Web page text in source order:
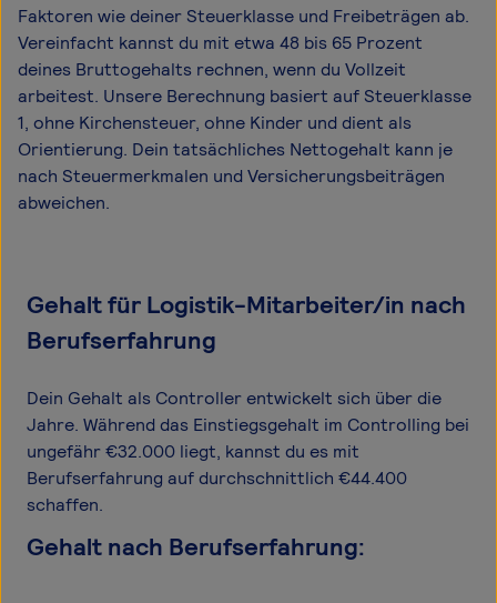
Faktoren wie deiner Steuerklasse und Freibeträgen ab.
Vereinfacht kannst du mit etwa 48 bis 65 Prozent
deines Bruttogehalts rechnen, wenn du Vollzeit
arbeitest. Unsere Berechnung basiert auf Steuerklasse
1, ohne Kirchensteuer, ohne Kinder und dient als
Orientierung. Dein tatsächliches Nettogehalt kann je
nach Steuermerkmalen und Versicherungsbeiträgen
abweichen.
Gehalt für Logistik-Mitarbeiter/in nach
Berufserfahrung
Dein Gehalt als Controller entwickelt sich über die
Jahre. Während das Einstiegsgehalt im Controlling bei
ungefähr €32.000 liegt, kannst du es mit
Berufserfahrung auf durchschnittlich €44.400
schaffen.
Gehalt nach Berufserfahrung: